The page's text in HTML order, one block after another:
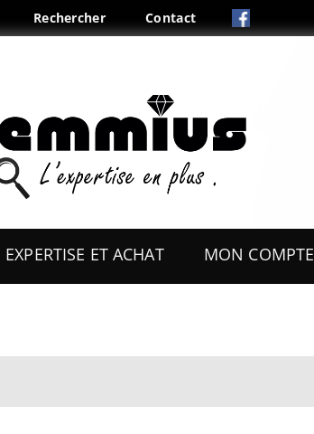
Rechercher Contact
au
contenu
EXPERTISE ET ACHAT MON COMPTE